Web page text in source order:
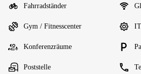
Fahrradständer
Gym / Fitnesscenter
Konferenzräume
Poststelle